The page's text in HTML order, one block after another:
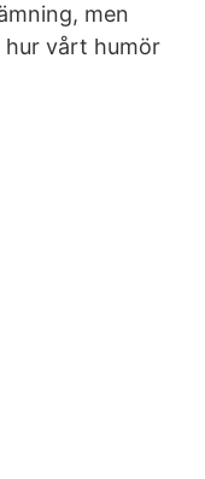
men
hur vårt humör